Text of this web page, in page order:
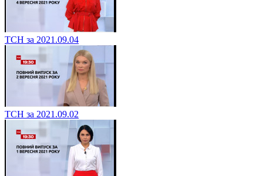
ТСН за 2021.09.04
ТСН за 2021.09.02